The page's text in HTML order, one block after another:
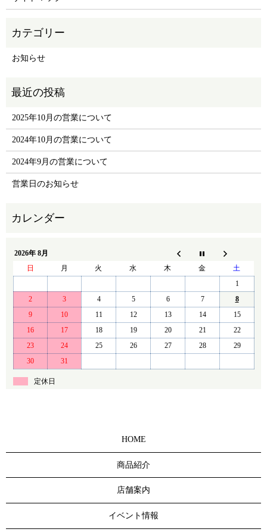
お知らせ
2025年10月の営業について
2024年10月の営業について
2024年9月の営業について
営業日のお知らせ
2026年 8月
日
月 火 水 木 金
土
1
2
3 4 5 6 7
8
9
10 11 12 13 14
15
16
17 18 19 20 21
22
23
24 25 26 27 28
29
30
31
定休日
HOME
商品紹介
店舗案内
イベント情報